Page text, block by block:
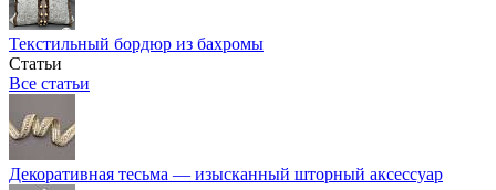
Текстильный бордюр из бахромы
Статьи
Все статьи
Декоративная тесьма — изысканный шторный аксессуар